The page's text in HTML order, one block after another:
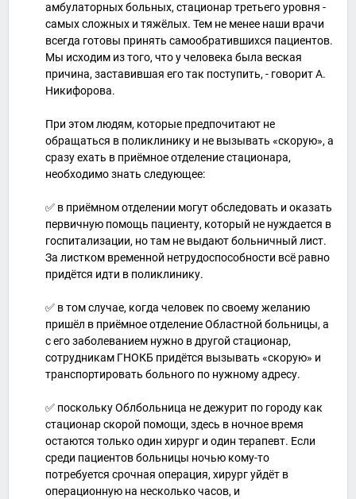
амбулаторных больных, стационар третьего уровня -
самых сложных и тяжёлых. Тем не менее наши врачи
всегда готовы принять самообратившихся пациентов.
Мы исходим из того, что у человека была веская
причина, заставившая его так поступить, - говорит А.
Никифорова.
При этом людям, которые предпочитают не
обращаться в поликлинику и не вызывать «скорую», а
сразу ехать в приёмное отделение стационара,
необходимо знать следующее:
✅ в приёмном отделении могут обследовать и оказать
первичную помощь пациенту, который не нуждается в
госпитализации, но там не выдают больничный лист.
За листком временной нетрудоспособности всё равно
придётся идти в поликлинику.
✅ в том случае, когда человек по своему желанию
пришёл в приёмное отделение Областной больницы, а
с его заболеванием нужно в другой стационар,
сотрудникам ГНОКБ придётся вызывать «скорую» и
транспортировать больного по нужному адресу.
✅ поскольку Облбольница не дежурит по городу как
стационар скорой помощи, здесь в ночное время
остаются только один хирург и один терапевт. Если
среди пациентов больницы ночью кому-то
потребуется срочная операция, хирург уйдёт в
операционную на несколько часов, и